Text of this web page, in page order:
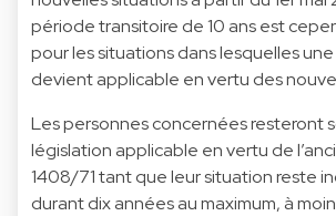
période transitoire de 10 ans est
pour les situations dans lesquelles
devient applicable en vertu des
Les personnes concernées resteront
législation applicable en vertu de
1408/71 tant que leur situation reste
durant dix années au maximum, à